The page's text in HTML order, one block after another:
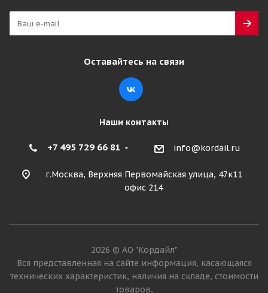
Оставайтесь на связи
Наши контакты
+7 495 729 66 81 info@kordail.ru
г.Москва, Верхняя Первомайская улица, 47к11
офис 214
2026 © АО "Кордайл"
Вся представленная на сайте информация, касающаяся
технических характеристик, наличия на складе, стоимости
товаров,